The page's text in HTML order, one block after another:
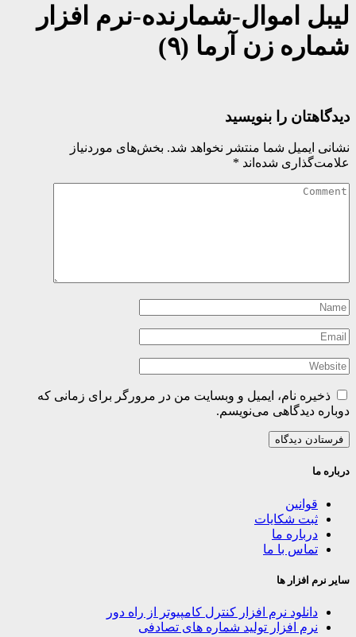
لیبل اموال-شمارنده-نرم افزار
شماره زن آرما (۹)
دیدگاهتان را بنویسید
نشانی ایمیل شما منتشر نخواهد شد. بخش‌های موردنیاز
علامت‌گذاری شده‌اند *
ذخیره نام، ایمیل و وبسایت من در مرورگر برای زمانی که
دوباره دیدگاهی می‌نویسم.
درباره ما
قوانین
ثبت شکایات
درباره ما
تماس با ما
سایر نرم افزار ها
دانلود نرم افزار کنترل کامپیوتر از راه دور
نرم افزار تولید شماره های تصادفی